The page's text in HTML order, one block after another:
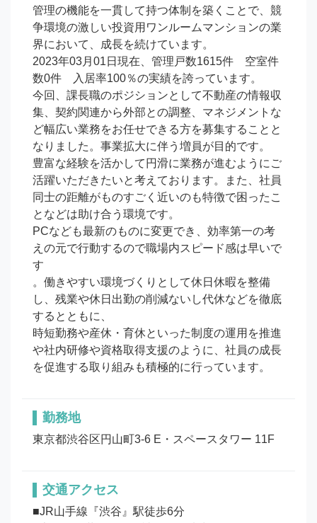
管理の機能を一貫して持つ体制を築くことで、競
争環境の激しい投資用ワンルームマンションの業
界において、成長を続けています。
2023年03月01日現在、管理戸数1615件　空室件
数0件　入居率100％の実績を誇っています。
今回、課長職のポジションとして不動産の情報収
集、契約関連から外部との調整、マネジメントな
ど幅広い業務をお任せできる方を募集することと
なりました。事業拡大に伴う増員が目的です。
豊富な経験を活かして円滑に業務が進むようにご
活躍いただきたいと考えております。また、社員
同士の距離がものすごく近いのも特徴で困ったこ
となどは助け合う環境です。
PCなども最新のものに変更でき、効率第一の考
えの元で行動するので職場内スピード感は早いで
す
。働きやすい環境づくりとして休日休暇を整備
し、残業や休日出勤の削減ないし代休などを徹底
するとともに、
時短勤務や産休・育休といった制度の運用を推進
や社内研修や資格取得支援のように、社員の成長
を促進する取り組みも積極的に行っています。
勤務地
東京都渋谷区円山町3-6 E・スペースタワー 11F
交通アクセス
■JR山手線『渋谷』駅徒歩6分